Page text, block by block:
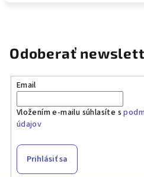
Odoberať
Email
Vložením e-mailu súhlasíte s
údajov
Prihlásiť sa